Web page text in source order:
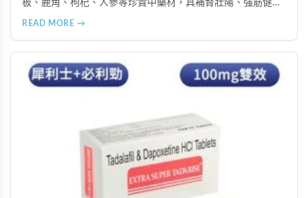
板、鹿角、枸杞、人參等珍貴中藥材，具補腎壯陽、強筋健
READ MORE →